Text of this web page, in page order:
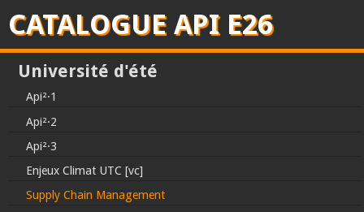
CATALOGUE API E26
Université d'été
Api²·1
Api²·2
Api²·3
Enjeux Climat UTC [vc]
Supply Chain Management